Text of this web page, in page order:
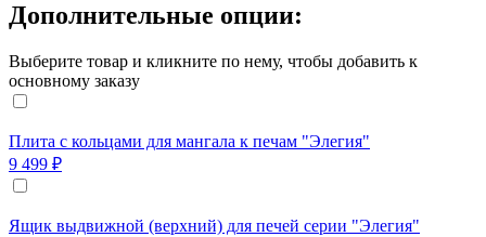
Дополнительные опции:
Выберите товар и кликните по нему, чтобы добавить к
основному заказу
Плита с кольцами для мангала к печам "Элегия"
9 499 ₽
Ящик выдвижной (верхний) для печей серии "Элегия"